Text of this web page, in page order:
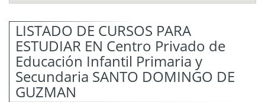
LISTADO DE CURSOS PARA
ESTUDIAR EN Centro Privado de
Educación Infantil Primaria y
Secundaria SANTO DOMINGO DE
GUZMAN